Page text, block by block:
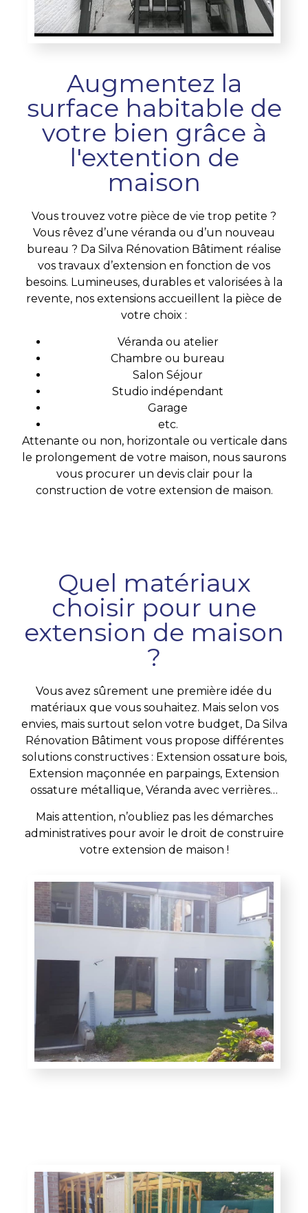
Augmentez la
surface habitable de
votre bien grâce à
l'extention de
maison
Vous trouvez votre pièce de vie trop petite ?
Vous rêvez d’une véranda ou d’un nouveau
bureau ? Da Silva Rénovation Bâtiment réalise
vos travaux d’extension en fonction de vos
besoins. Lumineuses, durables et valorisées à la
revente, nos extensions accueillent la pièce de
votre choix :
Véranda ou atelier
Chambre ou bureau
Salon Séjour
Studio indépendant
Garage
etc.
Attenante ou non, horizontale ou verticale dans
le prolongement de votre maison, nous saurons
vous procurer un devis clair pour la
construction de votre extension de maison.
Quel matériaux
choisir pour une
extension de maison
?
Vous avez sûrement une première idée du
matériaux que vous souhaitez. Mais selon vos
envies, mais surtout selon votre budget, Da Silva
Rénovation Bâtiment vous propose différentes
solutions constructives : Extension ossature bois,
Extension maçonnée en parpaings, Extension
ossature métallique, Véranda avec verrières…
Mais attention, n’oubliez pas les démarches
administratives pour avoir le droit de construire
votre extension de maison !